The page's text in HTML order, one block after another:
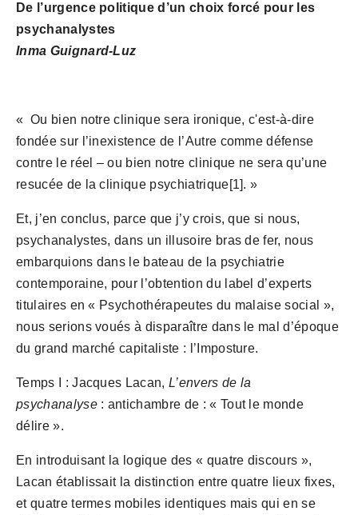
De l’urgence politique d’un choix forcé pour les
psychanalystes
Inma Guignard-Luz
«  Ou bien notre clinique sera ironique, c'est-à-dire
fondée sur l’inexistence de l’Autre comme défense
contre le réel – ou bien notre clinique ne sera qu’une
resucée de la clinique psychiatrique[1]. »
Et, j’en conclus, parce que j’y crois, que si nous,
psychanalystes, dans un illusoire bras de fer, nous
embarquions dans le bateau de la psychiatrie
contemporaine, pour l’obtention du label d’experts
titulaires en « Psychothérapeutes du malaise social »,
nous serions voués à disparaître dans le mal d’époque
du grand marché capitaliste : l’Imposture.
Temps I : Jacques Lacan, L’envers de la
psychanalyse : antichambre de : « Tout le monde
délire ».
En introduisant la logique des « quatre discours »,
Lacan établissait la distinction entre quatre lieux fixes,
et quatre termes mobiles identiques mais qui en se